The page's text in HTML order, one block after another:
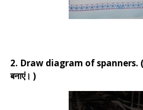
2. Draw diagram of spanners.
बनाएं। )